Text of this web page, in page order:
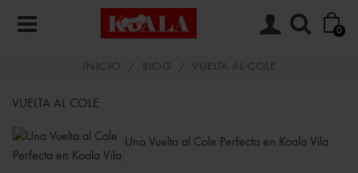
0
INICIO / BLOG / VUELTA AL COLE
VUELTA AL COLE
Una Vuelta al Cole Perfecta en Koala Vila